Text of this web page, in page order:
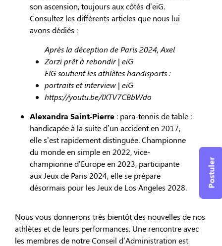
Postuler
son ascension, toujours aux côtés d’eiG.
Consultez les différents articles que nous lui
avons dédiés :
Après la déception de Paris 2024, Axel
Zorzi prêt à rebondir | eiG
EIG soutient les athlètes handisports :
portraits et interview | eiG
https://youtu.be/IXTV7CBbWdo
Alexandra Saint-Pierre : para-tennis de table :
handicapée à la suite d’un accident en 2017,
elle s’est rapidement distinguée. Championne
du monde en simple en 2022, vice-
championne d’Europe en 2023, participante
aux Jeux de Paris 2024, elle se prépare
désormais pour les Jeux de Los Angeles 2028.
Nous vous donnerons très bientôt des nouvelles de nos
athlètes et de leurs performances. Une rencontre avec
les membres de notre Conseil d’Administration est